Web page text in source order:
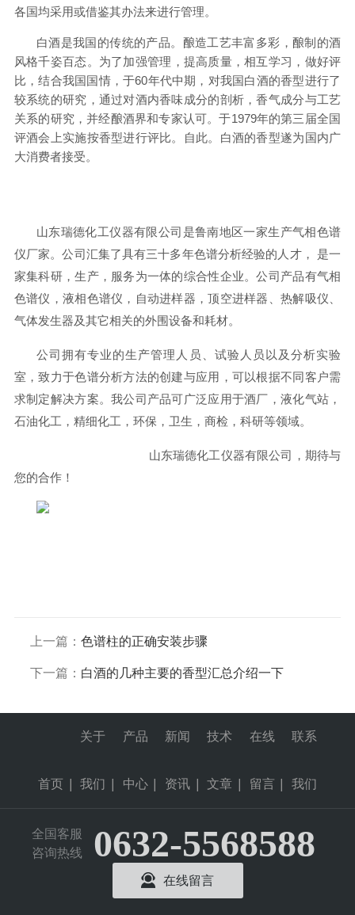
各国均采用或借鉴其办法来进行管理。
白酒是我国的传统的产品。酿造工艺丰富多彩，酿制的酒
风格千姿百态 。为了加强管理，提高质量，相互学习，做好评
比，结合我国国情，于60年代中期，对我国白酒的香型进行了
较系统的研究，通过对酒内香味成分的剖析，香气成分与工艺
关系的研究，并经酿酒界和专家认可。于1979年的第三届全国
评酒会上实施按香型进行评比。自此。白酒的香型遂为国内广
大消费者接受。
山东瑞德化工仪器有限公司是鲁南地区一家生产气相色谱
仪厂家。公司汇集了具有三十多年色谱分析经验的人才， 是一
家集科研，生产，服务为一体的综合性企业。公司产品有气相
色谱仪，液相色谱仪，自动进样器，顶空进样器、热解吸仪、
气体发生器及其它相关的外围设备和耗材。
公司拥有专业的生产管理人员、试验人员以及分析实验
室，致力于色谱分析方法的创建与应用，可以根据不同客户需
求制定解决方案。我公司产品可广泛应用于酒厂，液化气站，
石油化工，精细化工，环保，卫生，商检，科研等领域。
山东瑞德化工仪器有限公司，期待与
您的合作！
上一篇： 色谱柱的正确安装步骤
下一篇： 白酒的几种主要的香型汇总介绍一下
首页
关于
我们
产品
中心
新闻
资讯
技术
文章
在线
留言
联系
我们
全国客服
咨询热线
0632-5568588
在线留言